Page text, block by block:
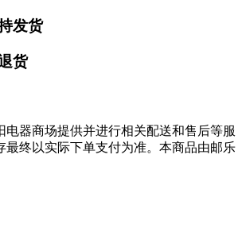
发货
货
电器商场提供并进行相关配送和售后等服
最终以实际下单支付为准。本商品由邮乐